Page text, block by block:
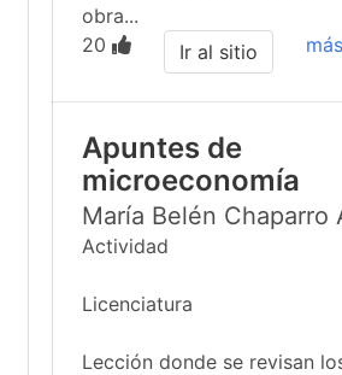
obra...
20
Ir al sitio
Apuntes de
microeconomía
María Belén Chaparro
Actividad
Licenciatura
Lección donde se revisan